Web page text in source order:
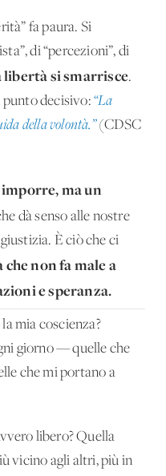
fa paura. Si
di “percezioni”, di
libertà si smarrisce.
punto decisivo: “La
della volontà.”(CDSC
ma un
dà senso alle nostre
È ciò che ci
non fa male a
e speranza.
mia coscienza?
giorno — quelle che
che mi portano a
libero? Quella
vicino agli altri, più in